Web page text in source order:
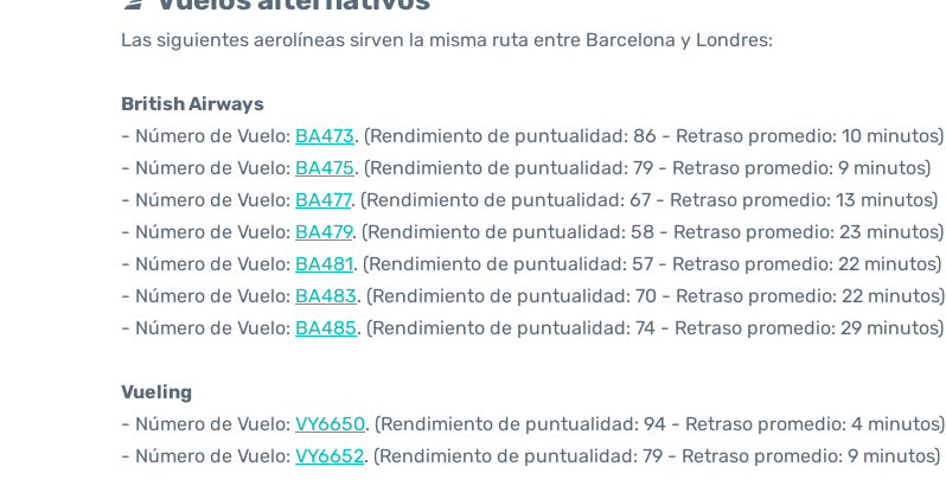
Las siguientes aerolíneas sirven la misma ruta entre Barcelona y Londres:
British Airways
- Número de Vuelo: BA473. (Rendimiento de puntualidad: 86 - Retraso promedio: 10 minutos)
- Número de Vuelo: BA475. (Rendimiento de puntualidad: 79 - Retraso promedio: 9 minutos)
- Número de Vuelo: BA477. (Rendimiento de puntualidad: 67 - Retraso promedio: 13 minutos)
- Número de Vuelo: BA479. (Rendimiento de puntualidad: 58 - Retraso promedio: 23 minutos)
- Número de Vuelo: BA481. (Rendimiento de puntualidad: 57 - Retraso promedio: 22 minutos)
- Número de Vuelo: BA483. (Rendimiento de puntualidad: 70 - Retraso promedio: 22 minutos)
- Número de Vuelo: BA485. (Rendimiento de puntualidad: 74 - Retraso promedio: 29 minutos)
Vueling
- Número de Vuelo: VY6650. (Rendimiento de puntualidad: 94 - Retraso promedio: 4 minutos)
- Número de Vuelo: VY6652. (Rendimiento de puntualidad: 79 - Retraso promedio: 9 minutos)